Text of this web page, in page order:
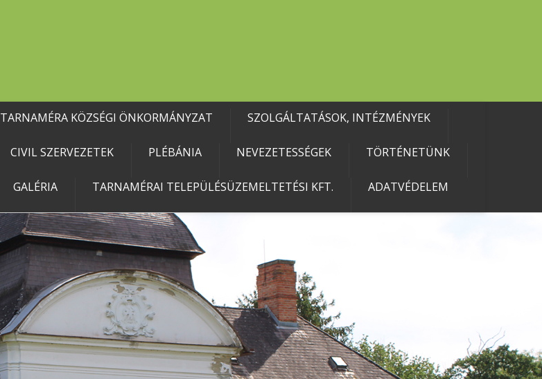
TARNAMÉRA KÖZSÉGI ÖNKORMÁNYZAT SZOLGÁLTATÁSOK, INTÉZMÉNYEK
CIVIL SZERVEZETEK PLÉBÁNIA NEVEZETESSÉGEK TÖRTÉNETÜNK
GALÉRIA TARNAMÉRAI TELEPÜLÉSÜZEMELTETÉSI KFT. ADATVÉDELEM